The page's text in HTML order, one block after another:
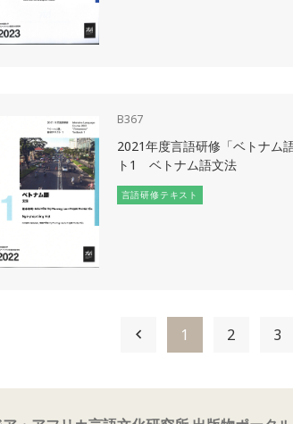
B367
2021年度言語研修「ベトナム
ト1 ベトナム語文法
言語研修テキスト
1 2 3